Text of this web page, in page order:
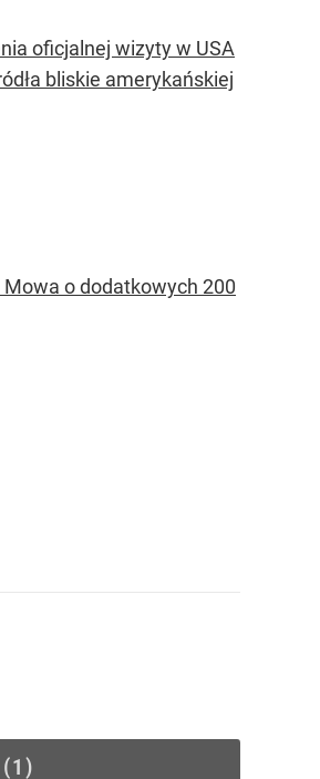
oficjalnej wizyty w USA
bliskie amerykańskiej
o dodatkowych 200
1